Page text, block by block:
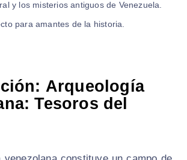
y los misterios antiguos de Venezuela.
para amantes de la historia.
Arqueología
Tesoros del